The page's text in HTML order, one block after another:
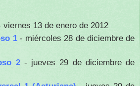
viernes 13 de enero de 2012
1- miércoles 28 de diciembre de
2- jueves 29 de diciembre de